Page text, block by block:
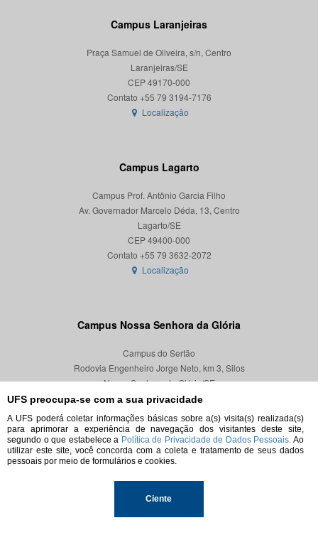
UFS preocupa-se com a sua privacidade
A UFS poderá coletar informações básicas sobre a(s) visita(s) realizada(s)
para aprimorar a experiência de navegação dos visitantes deste site,
segundo o que estabelece a Política de Privacidade de Dados Pessoais. Ao
utilizar este site, você concorda com a coleta e tratamento de seus dados
pessoais por meio de formulários e cookies.
Ciente
Campus Laranjeiras
Praça Samuel de Oliveira, s/n, Centro
Laranjeiras/SE
CEP 49170-000
Localização
Campus Lagarto
Campus Prof. Antônio Garcia Filho
Av. Governador Marcelo Déda, 13, Centro
Lagarto/SE
CEP 49400-000
Localização
Campus Nossa Senhora da Glória
Campus do Sertão
Rodovia Engenheiro Jorge Neto, km 3, Silos
Nossa Senhora da Glória/SE
CEP 49680-000
Localização
© 2026. Todos os direitos reservados.
Universidade Federal de Sergipe.